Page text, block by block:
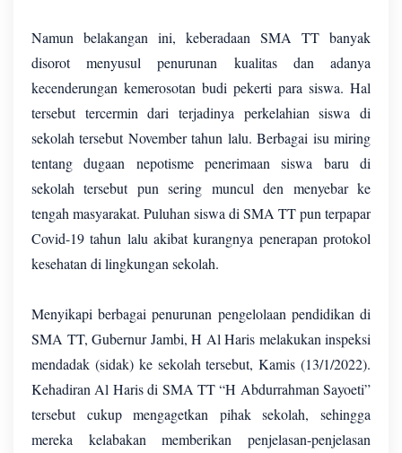
Namun belakangan ini, keberadaan SMA TT banyak
disorot menyusul penurunan kualitas dan adanya
kecenderungan kemerosotan budi pekerti para siswa. Hal
tersebut tercermin dari terjadinya perkelahian siswa di
sekolah tersebut November tahun lalu. Berbagai isu miring
tentang dugaan nepotisme penerimaan siswa baru di
sekolah tersebut pun sering muncul den menyebar ke
tengah masyarakat. Puluhan siswa di SMA TT pun terpapar
Covid-19 tahun lalu akibat kurangnya penerapan protokol
kesehatan di lingkungan sekolah.
Menyikapi berbagai penurunan pengelolaan pendidikan di
SMA TT, Gubernur Jambi, H Al Haris melakukan inspeksi
mendadak (sidak) ke sekolah tersebut, Kamis (13/1/2022).
Kehadiran Al Haris di SMA TT “H Abdurrahman Sayoeti”
tersebut cukup mengagetkan pihak sekolah, sehingga
mereka kelabakan memberikan penjelasan-penjelasan